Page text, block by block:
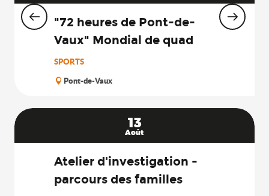
"72 heures de Pont-de-
Vaux" Mondial de quad
SPORTS
Pont-de-Vaux
13
Août
Atelier d'investigation -
parcours des familles